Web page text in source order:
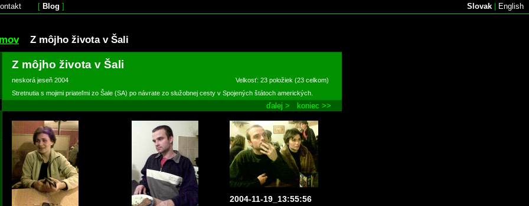
[ Blog ] Slovak English
Z môjho života v Šali
Z môjho života v Šali
neskorá jeseň 2004
Velkosť: 23 položiek (23 celkom)
Stretnutia s mojimi priateľmi zo Šale (SA) po návrate zo služobnej cesty v Spojených štátoch amerických.
ďalej > koniec >>
2004-11-19_13:55:56